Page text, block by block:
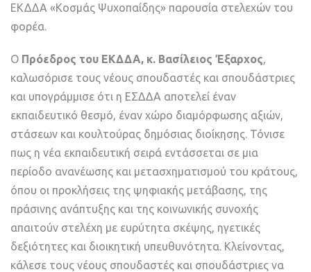
ΕΚΔΔΑ «Κοσμάς Ψυχοπαίδης» παρουσία στελεχών του
φορέα.
Ο Πρόεδρος του ΕΚΔΔΑ, κ. Βασίλειος Έξαρχος,
καλωσόρισε τους νέους σπουδαστές και σπουδάστριες
και υπογράμμισε ότι η ΕΣΔΔΑ αποτελεί έναν
εκπαιδευτικό θεσμό, έναν χώρο διαμόρφωσης αξιών,
στάσεων και κουλτούρας δημόσιας διοίκησης. Τόνισε
πως η νέα εκπαιδευτική σειρά εντάσσεται σε μια
περίοδο ανανέωσης και μετασχηματισμού του κράτους,
όπου οι προκλήσεις της ψηφιακής μετάβασης, της
πράσινης ανάπτυξης και της κοινωνικής συνοχής
απαιτούν στελέχη με ευρύτητα σκέψης, ηγετικές
δεξιότητες και διοικητική υπευθυνότητα. Κλείνοντας,
κάλεσε τους νέους σπουδαστές και σπουδάστριες να